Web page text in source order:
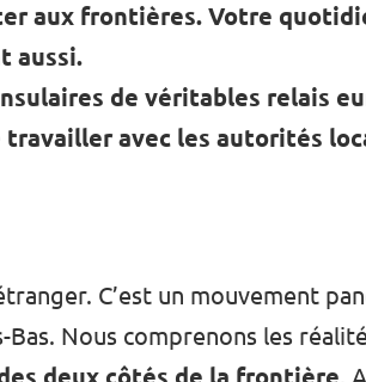
aux frontières. Votre
aussi.
de véritables relais
avec les autorités
C’est un mouvement
Nous comprenons les
deux côtés de la frontière.